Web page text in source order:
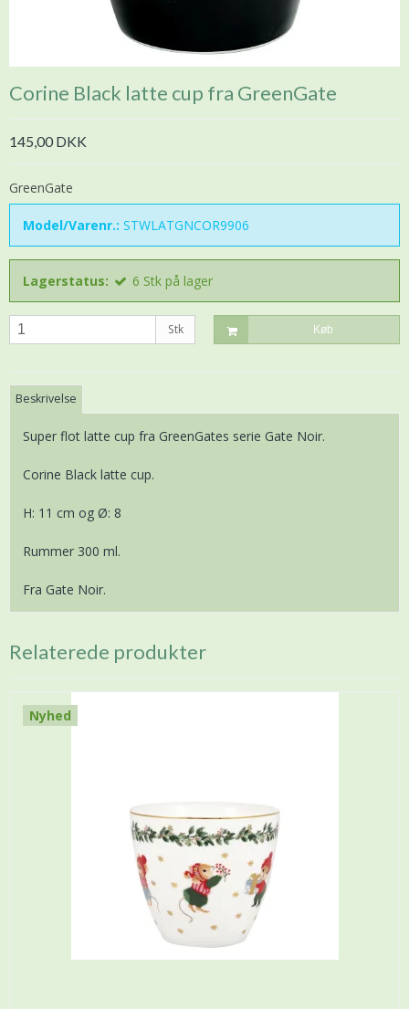
Corine Black latte cup fra GreenGate
145,00 DKK
GreenGate
Model/Varenr.: STWLATGNCOR9906
Lagerstatus: 6 Stk på lager
Stk Køb
Beskrivelse
Super flot latte cup fra GreenGates serie Gate Noir.
Corine Black latte cup.
H: 11 cm og Ø: 8
Rummer 300 ml.
Fra Gate Noir.
Relaterede produkter
Nyhed